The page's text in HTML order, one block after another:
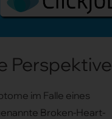
Perspektive
im Falle eines
Broken-Heart-